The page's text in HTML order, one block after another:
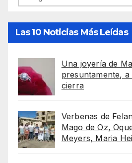
Las 10 Noticias Más Leídas
Una joyería de
presuntamente,
cierra
Verbenas de
Mago de Oz,
Meyers, Maria